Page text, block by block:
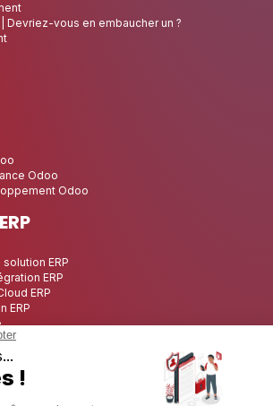
Devriez-vous en embaucher un ?
Odoo
Odoo
ERP
ERP
ERP
ERP
Source
Source